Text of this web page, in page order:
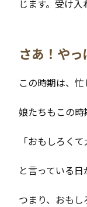
じます。受け
さあ！や
この時期は、
娘たちもこの時
「おもしろく
と言っている日
つまり、おも